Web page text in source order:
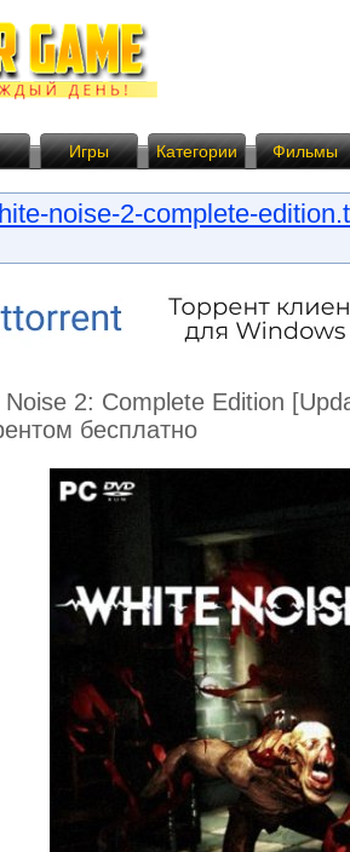
Игры Категории Фильмы
noise-2-complete-
Noise 2: Complete Edition
бесплатно